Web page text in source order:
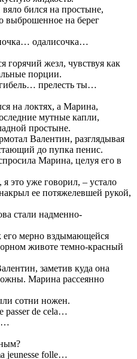
бился на простыне,
выброшенное на берег
одалисочка…
жезл, чувствуя как
порции.
прелесть ты…
на локтях, а Марина,
мутные капли,
простыне.
Валентин, разглядывая
до пупка пенис.
Марина, целуя его в
это уже говорил, – устало
ее потяжелевшей рукой,
стали надменно-
мерно вздымающейся
животе темно-красный
заметив куда она
Марина рассеянно
сотни ножен.
passer de cela…
jeunesse folle…